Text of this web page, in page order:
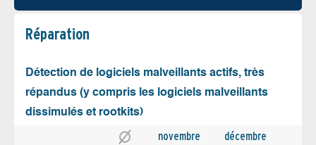
Réparation
Détection de logiciels malveillants actifs, très
répandus (y compris les logiciels malveillants
dissimulés et rootkits)
novembre décembre